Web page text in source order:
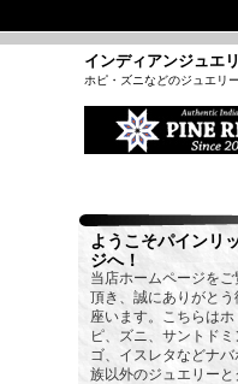
インディアンジュエ
ホピ・ズニなどのジュエリ
ようこそパインリ
ジへ！
当店ホームページをご
頂き、誠にありがとう
座います。こちらはホ
ピ、ズニ、サントドミ
ゴ、イスレタなどナバ
族以外のジュエリーと